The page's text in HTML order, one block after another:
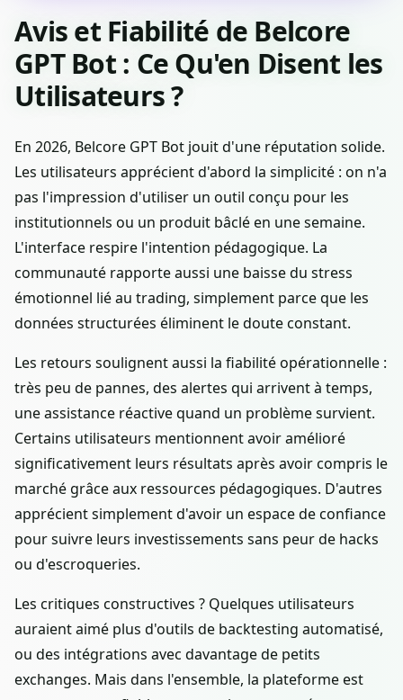
Avis et Fiabilité de Belcore
GPT Bot : Ce Qu'en Disent les
Utilisateurs ?
En 2026, Belcore GPT Bot jouit d'une réputation solide.
Les utilisateurs apprécient d'abord la simplicité : on n'a
pas l'impression d'utiliser un outil conçu pour les
institutionnels ou un produit bâclé en une semaine.
L'interface respire l'intention pédagogique. La
communauté rapporte aussi une baisse du stress
émotionnel lié au trading, simplement parce que les
données structurées éliminent le doute constant.
Les retours soulignent aussi la fiabilité opérationnelle :
très peu de pannes, des alertes qui arrivent à temps,
une assistance réactive quand un problème survient.
Certains utilisateurs mentionnent avoir amélioré
significativement leurs résultats après avoir compris le
marché grâce aux ressources pédagogiques. D'autres
apprécient simplement d'avoir un espace de confiance
pour suivre leurs investissements sans peur de hacks
ou d'escroqueries.
Les critiques constructives ? Quelques utilisateurs
auraient aimé plus d'outils de backtesting automatisé,
ou des intégrations avec davantage de petits
exchanges. Mais dans l'ensemble, la plateforme est